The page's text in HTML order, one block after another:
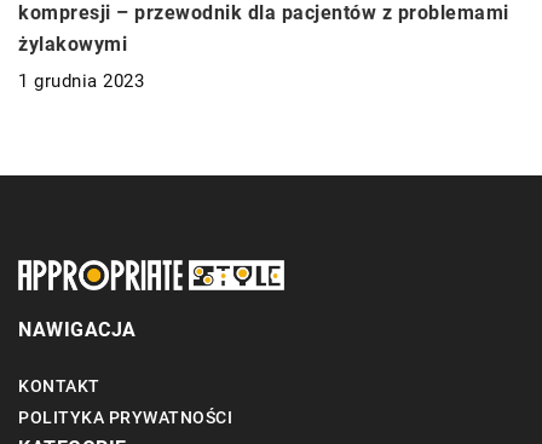
kompresji – przewodnik dla pacjentów z problemami
żylakowymi
1 grudnia 2023
NAWIGACJA
KONTAKT
POLITYKA PRYWATNOŚCI